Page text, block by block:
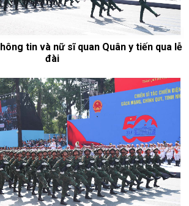
tin và nữ sĩ quan Quân y tiến qua lễ
đài